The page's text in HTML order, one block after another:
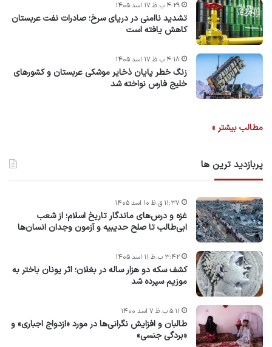
تشدید ناامنی در دریای سرخ؛ صادرات نفت عربستان
کاهش یافته است
۴:۲۹ ب.ظ ۱۷ اسد ۱۴۰۵
زنگ خطر پایان ذخایر موشکی عربستان و کشورهای
خلیج فارس نواخته شد
۴:۱۸ ب.ظ ۱۷ اسد ۱۴۰۵
مطالب بیشتر »
پربازدید ترین ها
غزه و درس‌های ماندگار تاریخ اسلام؛ از شعب
ابی‌طالب تا صلح حدیبیه و آزمون وجدان انسان‌ها
۱۱:۳۷ ق.ظ ۱۰ اسد ۱۴۰۵
کشف سکه دو هزار ساله در بغلان؛ اثر یونان باختر به
موزیم سپرده شد
۳:۴۲ ب.ظ ۱۱ اسد ۱۴۰۵
طالبان و افزایش نگرانی‌ها در مورد «ازدواج اجباری» و
«بردگی جنسی»
۵:۱۱ ب.ظ ۷ اسد ۱۴۰۰